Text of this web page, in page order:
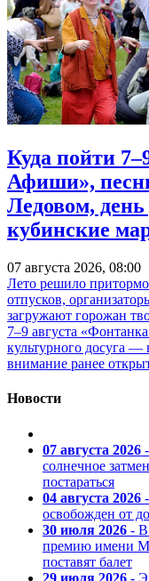
Куда пойти
Афиши»,
Ледовом,
кубинские
07 августа 2026, 08:00
Лето решило
отпусков,
загружают горожан
7–9 августа
культурного досуга —
внимание ранее
Новости
07 августа 2026
солнечное
постараться
04 августа 2026
освобожден от
30 июля 2026 - В
премию имени
поставят балет
29 июля 2026 -